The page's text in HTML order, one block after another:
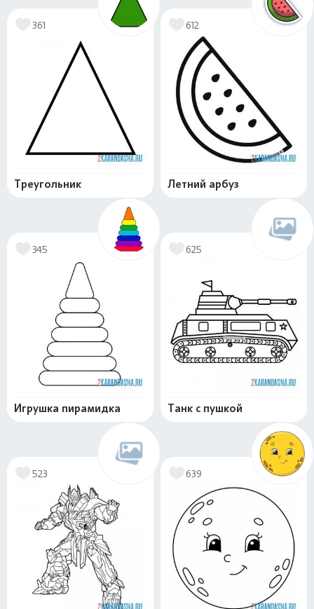
361
Треугольник
612
Летний арбуз
345
Игрушка пирамидка
625
Танк с пушкой
523 639